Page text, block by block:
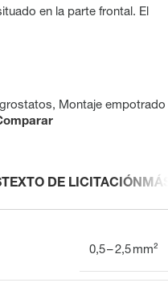
en la parte frontal. El
, Montaje empotrado
TEXTO DE LICITACIÓN
0,5 – 2,5 mm²